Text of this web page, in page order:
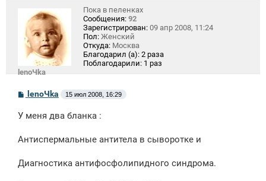
lenoЧka
Пока в пеленках
Сообщения: 92
Зарегистрирован: 09 апр 2008, 11:24
Пол: Женский
Откуда: Москва
Благодарил (а): 2 раза
Поблагодарили: 1 раз
С
б
н
lenoЧka 15 июл 2008, 16:29
У меня два бланка :
Антиспермальные антитела в сыворотке и
Диагностика антифосфолипидного синдрома.